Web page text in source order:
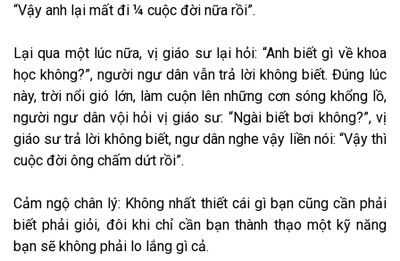
“Vậy anh lại mất đi ¼ cuộc đời nữa rồi”.
Lại qua một lúc nữa, vị giáo sư lại hỏi: “Anh biết gì về khoa
học không?”, người ngư dân vẫn trả lời không biết. Đúng lúc
này, trời nổi gió lớn, làm cuộn lên những cơn sóng khổng lồ,
người ngư dân vội hỏi vị giáo sư: “Ngài biết bơi không?”, vị
giáo sư trả lời không biết, ngư dân nghe vậy liền nói: “Vậy thì
cuộc đời ông chấm dứt rồi”.
Cảm ngộ chân lý: Không nhất thiết cái gì bạn cũng cần phải
biết phải giỏi, đôi khi chỉ cần bạn thành thạo một kỹ năng
bạn sẽ không phải lo lắng gì cả.